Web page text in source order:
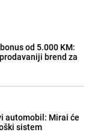
od 5.000 KM:
brend za
automobil: Mirai će
sistem